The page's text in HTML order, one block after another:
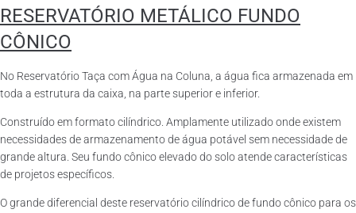
RESERVATÓRIO METÁLICO FUNDO
CÔNICO
No Reservatório Taça com Água na Coluna, a água fica armazenada em
toda a estrutura da caixa, na parte superior e inferior.
Construído em formato cilíndrico. Amplamente utilizado onde existem
necessidades de armazenamento de água potável sem necessidade de
grande altura. Seu fundo cônico elevado do solo atende características
de projetos específicos.
O grande diferencial deste reservatório cilíndrico de fundo cônico para os